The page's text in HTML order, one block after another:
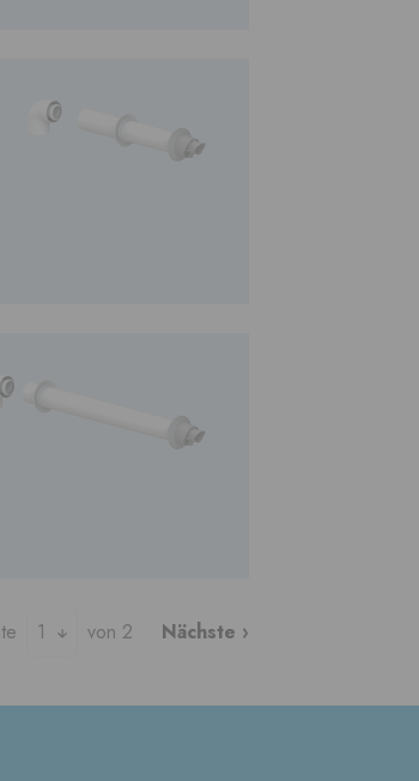
1 von 2 Nächste ›